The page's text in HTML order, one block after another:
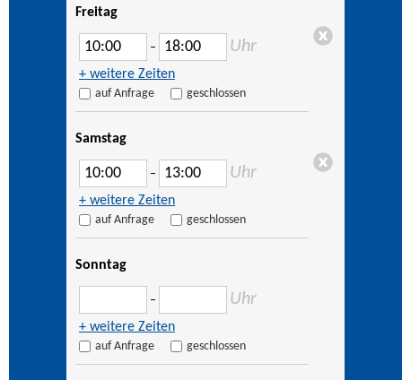
Freitag
– Uhr
+ weitere Zeiten
auf Anfrage geschlossen
Samstag
– Uhr
+ weitere Zeiten
auf Anfrage geschlossen
Sonntag
– Uhr
+ weitere Zeiten
auf Anfrage geschlossen